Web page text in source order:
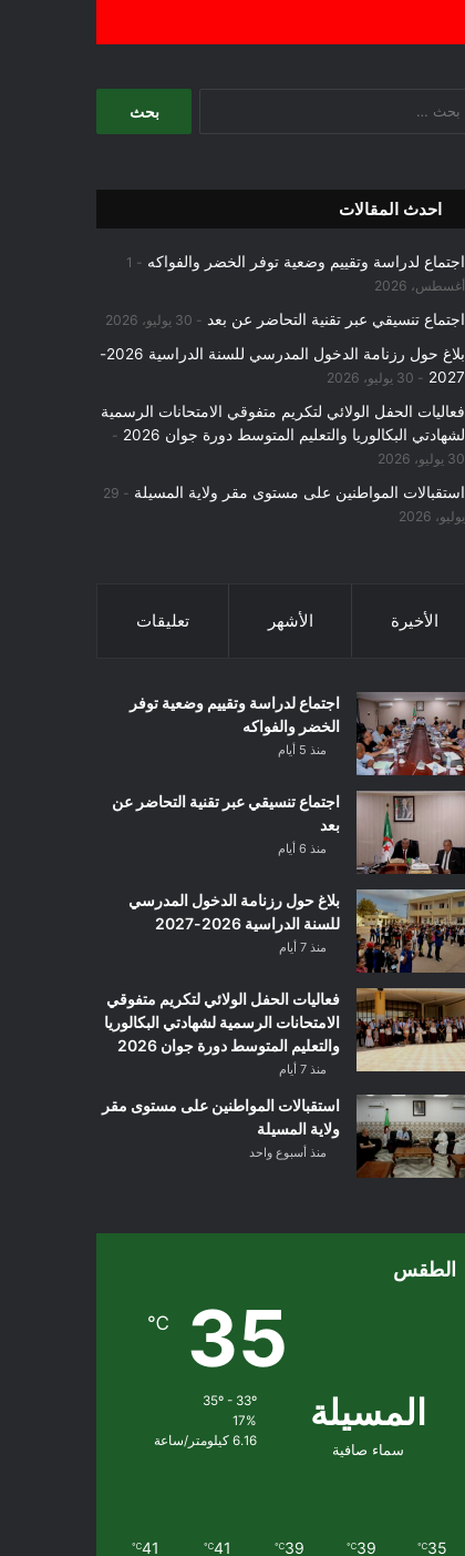
احدث المقالات
اجتماع لدراسة وتقييم وضعية توفر الخضر والفواكه
1
أغسطس، 2026
اجتماع تنسيقي عبر تقنية التحاضر عن بعد 30 يوليو، 2026
بلاغ حول رزنامة الدخول المدرسي للسنة الدراسية 2026-
2027
30 يوليو، 2026
فعاليات الحفل الولائي لتكريم متفوقي الامتحانات الرسمية
لشهادتي البكالوريا والتعليم المتوسط دورة جوان 2026
30 يوليو، 2026
استقبالات المواطنين على مستوى مقر ولاية المسيلة
29
يوليو، 2026
الأخيرة الأشهر تعليقات
اجتماع لدراسة وتقييم وضعية توفر
الخضر والفواكه
منذ 5 أيام
اجتماع تنسيقي عبر تقنية التحاضر عن
بعد
منذ 6 أيام
بلاغ حول رزنامة الدخول المدرسي
للسنة الدراسية 2026-2027
منذ 7 أيام
فعاليات الحفل الولائي لتكريم متفوقي
الامتحانات الرسمية لشهادتي البكالوريا
والتعليم المتوسط دورة جوان 2026
منذ 7 أيام
استقبالات المواطنين على مستوى مقر
ولاية المسيلة
منذ أسبوع واحد
الطقس
المسيلة
سماء صافية
35
℃
17%
6.16 كيلومتر/ساعة
35
℃
39
℃
39
℃
41
℃
41
℃